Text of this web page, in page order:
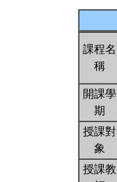
課程名
稱
開課學
期
授課對
象
授課教